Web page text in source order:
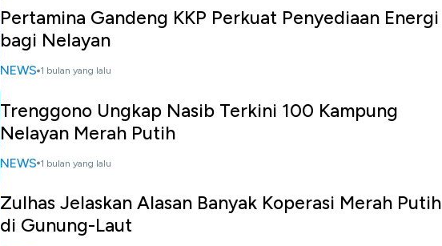
Pertamina Gandeng KKP Perkuat Penyediaan Energi
bagi Nelayan
NEWS 1 bulan yang lalu
Trenggono Ungkap Nasib Terkini 100 Kampung
Nelayan Merah Putih
NEWS 1 bulan yang lalu
Zulhas Jelaskan Alasan Banyak Koperasi Merah Putih
di Gunung-Laut